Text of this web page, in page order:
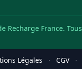
Recharge France.
Légales · CGV ·